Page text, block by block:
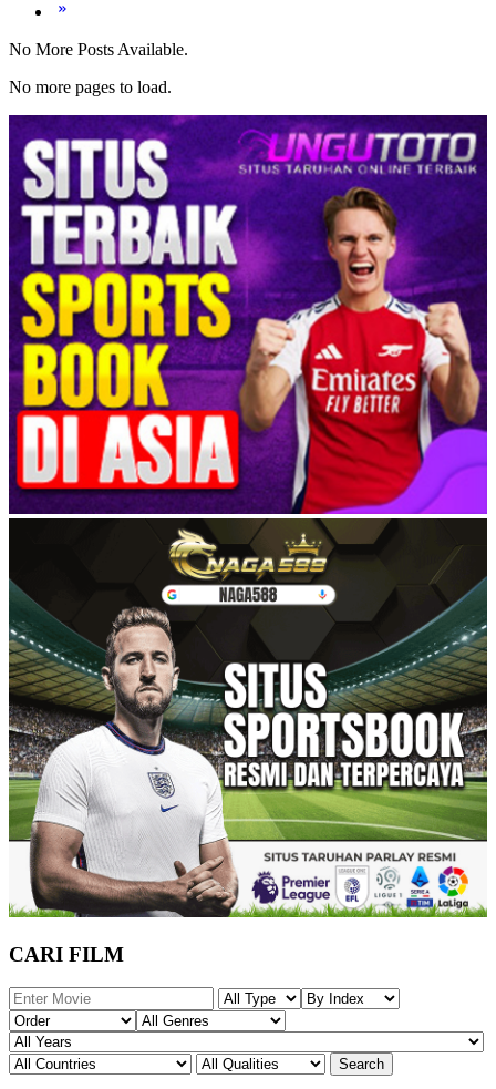
No More Posts Available.
No more pages to load.
CARI FILM